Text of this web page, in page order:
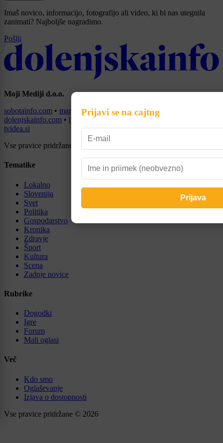
Imaš novico, informacijo, fotografijo ali video, ki bi nas utegnila
zanimati? Najboljše nagradimo.
Pošlji
Moji Mediji d.o.o.
sobotainfo.com • mariborinfo.com •ptujinfo.com•
dolenjskainfo.com • ljubljanainfo.com gorenjskainfo.com
tvidea.si
Vse pravice pridržane © 2026
Tematike
Lokalno
Slovenija
Svet
Politika
Gospodarstvo
Kronika
Zdravje
Šport
Kultura
Scena
Zadnje novice
Rubrike
Dogodki
Igre
Forum
Mali oglasi
Več
Kdo smo
Oglaševanje
Izjava o dostopnosti
Vse pravice pridržane © 2026
Prijavi se na cajtng